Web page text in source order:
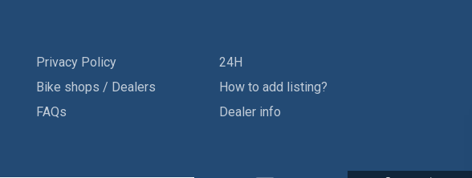
Privacy Policy
Bike shops / Dealers
FAQs
24H
How to add listing?
Dealer info